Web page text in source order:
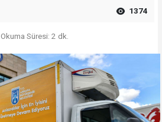
1374
Okuma Süresi: 2 dk.